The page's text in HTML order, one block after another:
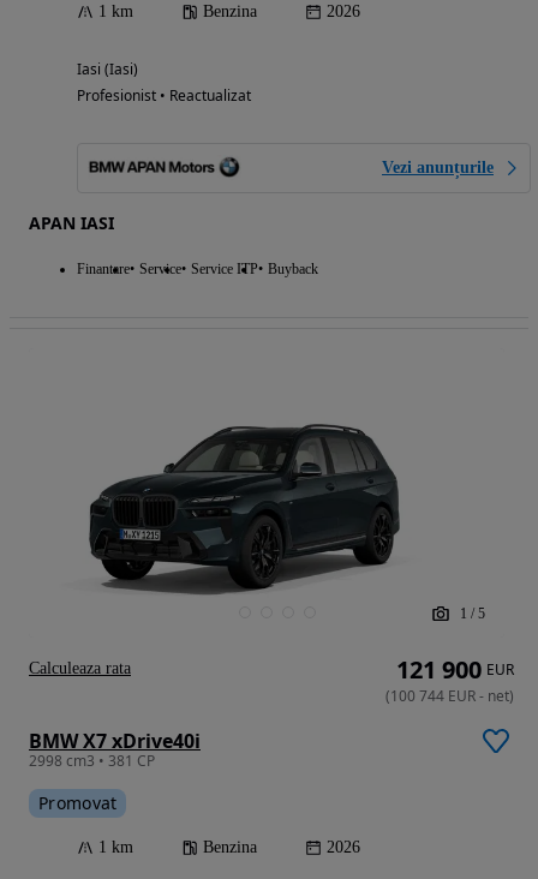
1 km Benzina 2026
Iasi (Iasi)
Profesionist • Reactualizat
Vezi anunțurile
APAN IASI
Finantare Service Service ITP Buyback
1 / 5
BMW X7 xDrive40i
2998 cm3 • 381 CP
Promovat
1 km Benzina 2026
121 900 EUR
(100 744 EUR- net)
Calculeaza rata